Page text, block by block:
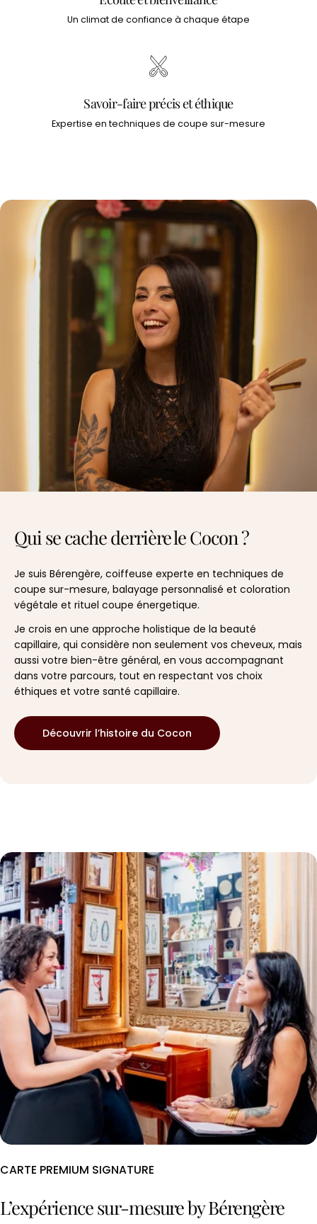
Un climat de confiance à chaque étape
Savoir-faire précis et éthique
Expertise en techniques de coupe sur-mesure
Qui se cache derrière le Cocon ?
Je suis Bérengère, coiffeuse experte en techniques de
coupe sur-mesure, balayage personnalisé et coloration
végétale et rituel coupe énergetique.
Je crois en une approche holistique de la beauté
capillaire, qui considère non seulement vos cheveux, mais
aussi votre bien-être général, en vous accompagnant
dans votre parcours, tout en respectant vos choix
éthiques et votre santé capillaire.
Découvrir l’histoire du Cocon
CARTE PREMIUM SIGNATURE
L’expérience sur-mesure by Bérengère